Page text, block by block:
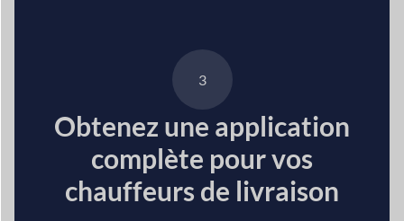
3
Obtenez une application
complète pour vos
chauffeurs de livraison